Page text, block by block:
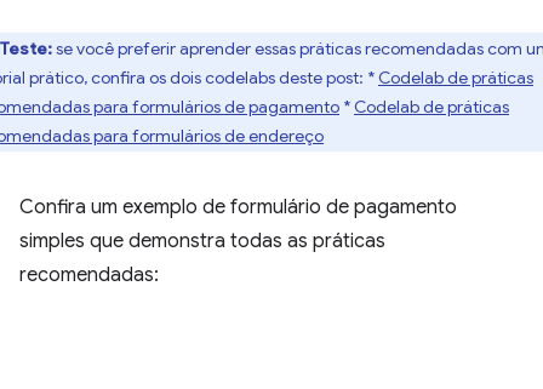
Teste:se você preferir aprender essas práticas recomendadas com
prático, confira os dois codelabs deste post: * Codelab de práticas
para formulários de pagamento * Codelab de práticas
para formulários de endereço
Confira um exemplo de formulário de pagamento
simples que demonstra todas as práticas
recomendadas: